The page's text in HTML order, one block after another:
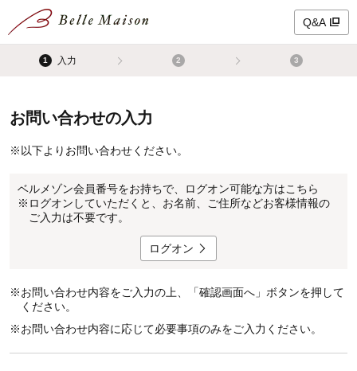
Q&A
1 入力 2 3
お問い合わせの入力
※ 以下よりお問い合わせください。
ベルメゾン会員番号をお持ちで、ログオン可能な方はこちら
※ ログオンしていただくと、お名前、ご住所などお客様情報の
ご入力は不要です。
ログオン
※お問い合わせ内容をご入力の上、「確認画面へ」ボタンを押して
ください。
※お問い合わせ内容に応じて必要事項のみをご入力ください。